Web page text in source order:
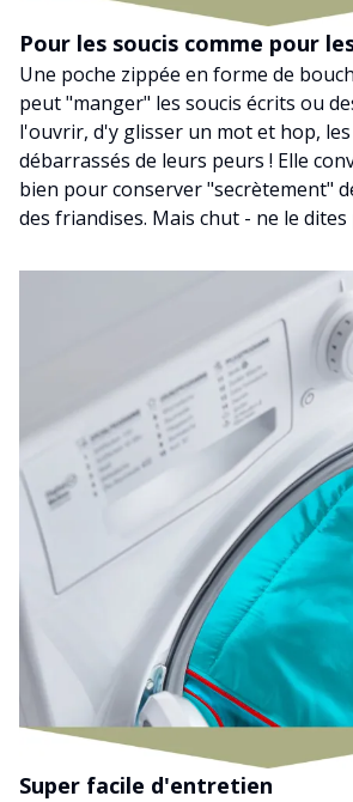
Pour les soucis comme pour
Une poche zippée en forme de
peut "manger" les soucis écrits ou
l'ouvrir, d'y glisser un mot et hop,
débarrassés de leurs peurs ! Elle
bien pour conserver "secrètement"
des friandises. Mais chut - ne le
Super facile d'entretien